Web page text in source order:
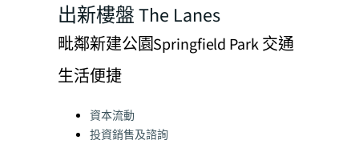
出新樓盤 The Lanes
毗鄰新建公園Springfield Park 交通
生活便捷
Categories:
資本流動
投資銷售及諮詢